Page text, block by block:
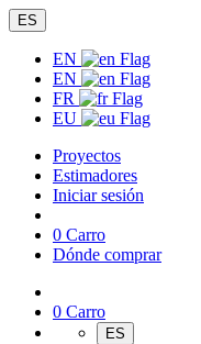
ES
EN
EN
FR
EU
Proyectos
Estimadores
Iniciar sesión
0 Carro
Dónde comprar
0 Carro
ES